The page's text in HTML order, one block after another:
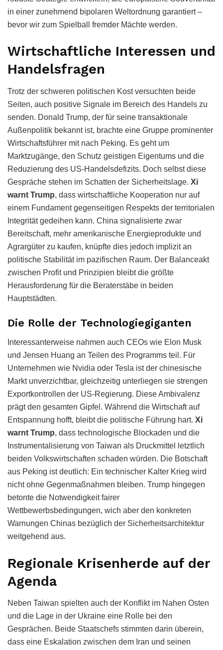
in einer zunehmend bipolaren Weltordnung garantiert –
bevor wir zum Spielball fremder Mächte werden.
Wirtschaftliche Interessen und
Handelsfragen
Trotz der schweren politischen Kost versuchten beide
Seiten, auch positive Signale im Bereich des Handels zu
senden. Donald Trump, der für seine transaktionale
Außenpolitik bekannt ist, brachte eine Gruppe prominenter
Wirtschaftsführer mit nach Peking. Es geht um
Marktzugänge, den Schutz geistigen Eigentums und die
Reduzierung des US-Handelsdefizits. Doch selbst diese
Gespräche stehen im Schatten der Sicherheitslage. Xi
warnt Trump, dass wirtschaftliche Kooperation nur auf
einem Fundament gegenseitigen Respekts der territorialen
Integrität gedeihen kann. China signalisierte zwar
Bereitschaft, mehr amerikanische Energieprodukte und
Agrargüter zu kaufen, knüpfte dies jedoch implizit an
politische Stabilität im pazifischen Raum. Der Balanceakt
zwischen Profit und Prinzipien bleibt die größte
Herausforderung für die Beraterstäbe in beiden
Hauptstädten.
Die Rolle der Technologiegiganten
Interessanterweise nahmen auch CEOs wie Elon Musk
und Jensen Huang an Teilen des Programms teil. Für
Unternehmen wie Nvidia oder Tesla ist der chinesische
Markt unverzichtbar, gleichzeitig unterliegen sie strengen
Exportkontrollen der US-Regierung. Diese Ambivalenz
prägt den gesamten Gipfel. Während die Wirtschaft auf
Entspannung hofft, bleibt die politische Führung hart. Xi
warnt Trump, dass technologische Blockaden und die
Instrumentalisierung von Taiwan als Druckmittel letztlich
beiden Volkswirtschaften schaden würden. Die Botschaft
aus Peking ist deutlich: Ein technischer Kalter Krieg wird
nicht ohne Gegenmaßnahmen bleiben. Trump hingegen
betonte die Notwendigkeit fairer
Wettbewerbsbedingungen, wich aber den konkreten
Warnungen Chinas bezüglich der Sicherheitsarchitektur
weitgehend aus.
Regionale Krisenherde auf der
Agenda
Neben Taiwan spielten auch der Konflikt im Nahen Osten
und die Lage in der Ukraine eine Rolle bei den
Gesprächen. Beide Staatschefs stimmten darin überein,
dass eine Eskalation zwischen dem Iran und seinen